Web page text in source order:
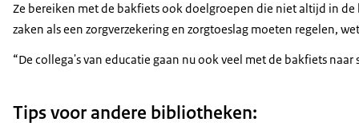
Ze bereiken met de bakfiets ook doelgroepen die niet altijd in
zaken als een zorgverzekering en zorgtoeslag moeten regelen,
“De collega's van educatie gaan nu ook veel met de bakfiets naar
Tips voor andere bibliotheken: